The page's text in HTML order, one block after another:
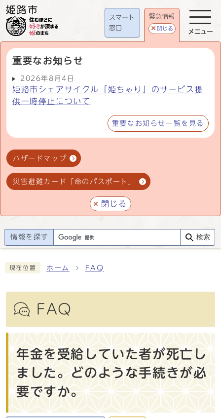
スマート
窓口
緊急情報
閉じる
重要なお知らせ
2026年8月4日
姫路市シェアサイクル「姫ちゃり」のサービス提
供一時停止について
重要なお知らせ一覧を見る
ハザードマップ
災害避難カード「命のパスポート」
閉じる
メニュー
情報を探す 検索
現在位置 ホーム FAQ
FAQ
年金を受給していた者が死亡し
ました。どのような手続きが必
要ですか。